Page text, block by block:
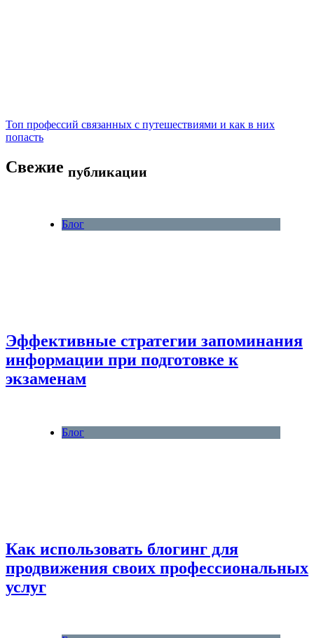
Топ профессий связанных с путешествиями и как в них
попасть
Свежие публикации
Блог
Эффективные стратегии запоминания
информации при подготовке к
экзаменам
Блог
Как использовать блогинг для
продвижения своих профессиональных
услуг